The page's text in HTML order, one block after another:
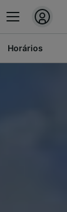
Horários